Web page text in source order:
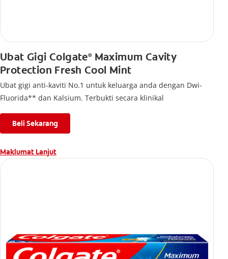
Ubat Gigi Colgate®Maximum Cavity
Protection Fresh Cool Mint
Ubat gigi anti-kaviti No.1 untuk keluarga anda dengan Dwi-
Fluorida** dan Kalsium. Terbukti secara klinikal
Beli Sekarang
Maklumat Lanjut